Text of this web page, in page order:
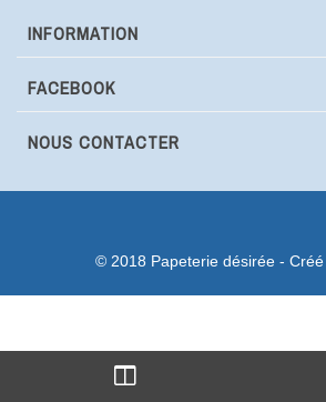
INFORMATION
FACEBOOK
NOUS CONTACTER
© 2018 Papeterie désirée -